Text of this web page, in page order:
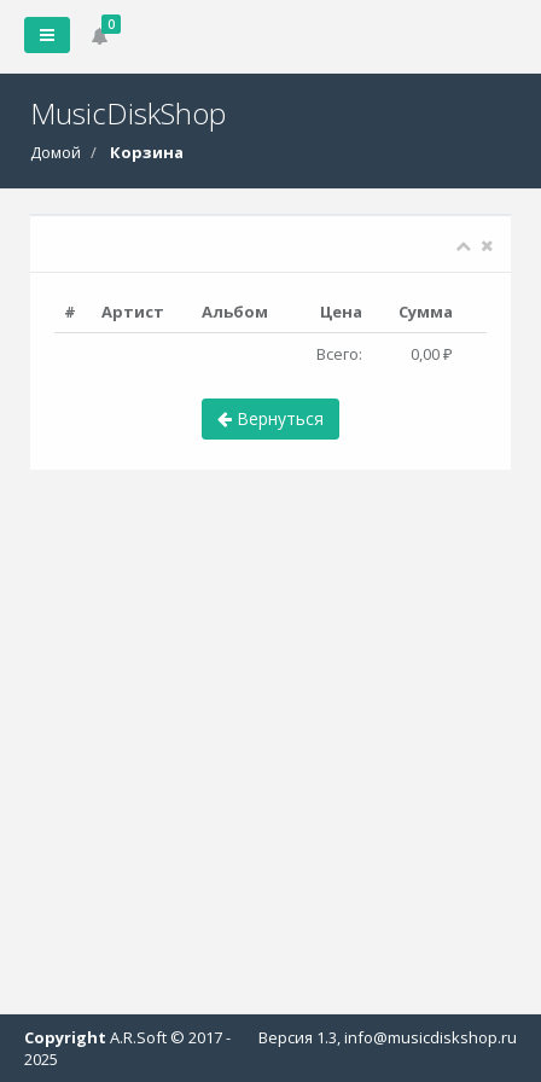
0
MusicDiskShop
Домой Корзина
# Артист Альбом Цена
Сумма
Всего:
0,00 ₽
Вернуться
Версия 1.3, info@musicdiskshop.ru
Copyright A.R.Soft © 2017 -
2025